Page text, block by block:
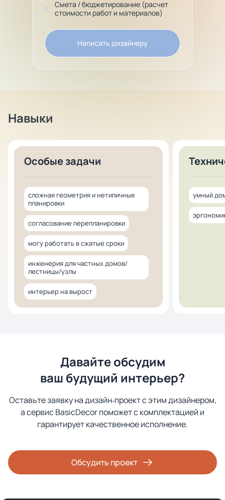
Смета / бюджетирование (расчет
стоимости работ и материалов)
Написать дизайнеру
Навыки
Особые задачи
сложная геометрия и нетипичные
планировки
согласование перепланировки
могу работать в сжатые сроки
инженерия для частных домов/
лестницы/узлы
интерьер на вырост
умный
Давайте обсудим
ваш будущий интерьер?
Оставьте заявку на дизайн‑проект с этим дизайнером,
а сервис BasicDecor поможет с комплектацией и
гарантирует качественное исполнение.
Обсудить проект